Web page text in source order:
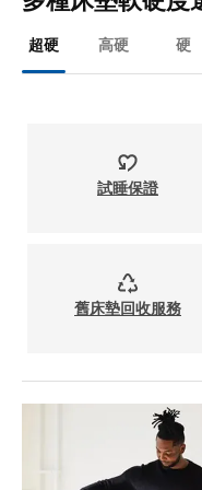
超硬 高硬 硬
試睡保證
舊床墊回收服務